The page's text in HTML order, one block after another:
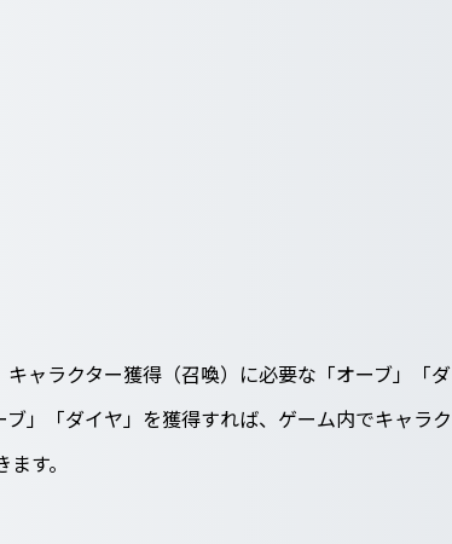
ャラクター獲得（召喚）に必要な「オーブ」「ダ
」「ダイヤ」を獲得すれば、ゲーム内でキャラク
す。